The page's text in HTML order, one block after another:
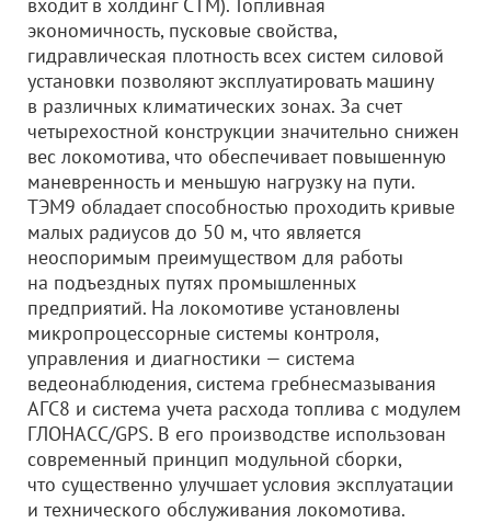
экономичность, пусковые свойства,
гидравлическая плотность всех систем силовой
установки позволяют эксплуатировать машину
в различных климатических зонах. За счет
четырехостной конструкции значительно снижен
вес локомотива, что обеспечивает повышенную
маневренность и меньшую нагрузку на пути.
ТЭМ9 обладает способностью проходить кривые
малых радиусов до 50 м, что является
неоспоримым преимуществом для работы
на подъездных путях промышленных
предприятий. На локомотиве установлены
микропроцессорные системы контроля,
управления и диагностики — система
ведеонаблюдения, система гребнесмазывания
АГС8 и система учета расхода топлива с модулем
ГЛОНАСС/GPS. В его производстве использован
современный принцип модульной сборки,
что существенно улучшает условия эксплуатации
и технического обслуживания локомотива.